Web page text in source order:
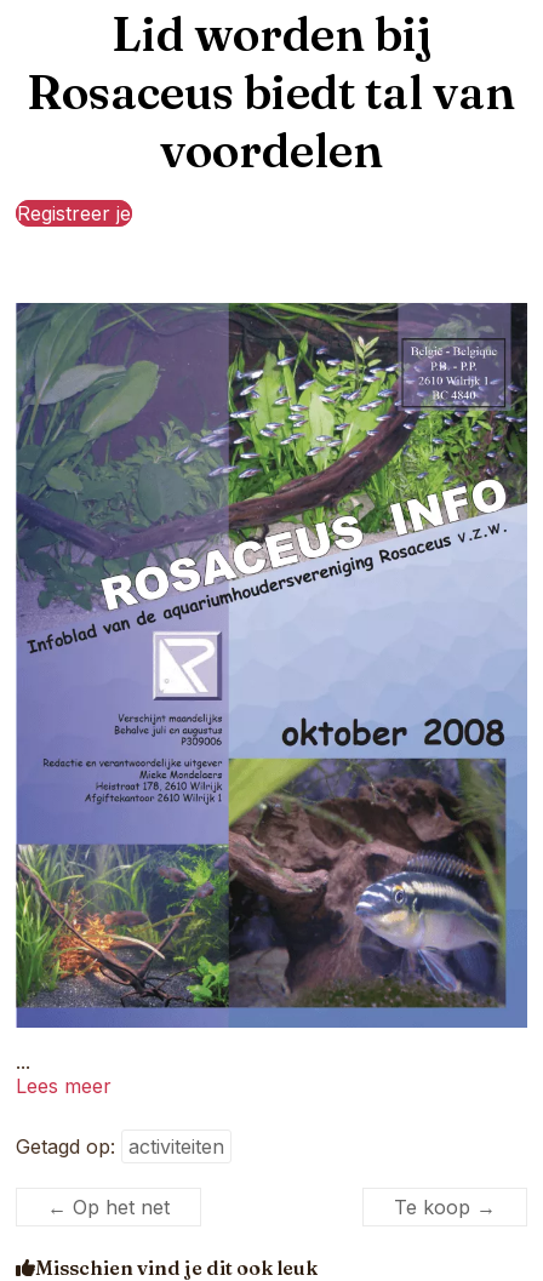
Lid worden bij
Rosaceus biedt tal van
voordelen
Registreer je
...
Lees meer
Getagd op: activiteiten
← Op het net Te koop →
Misschien vind je dit ook leuk